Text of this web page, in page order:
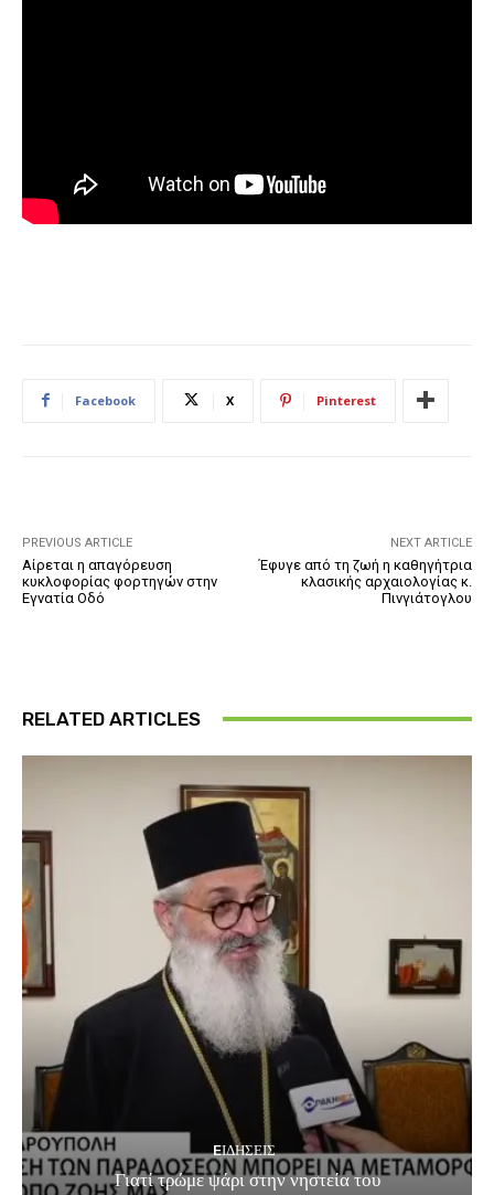
Facebook X Pinterest
PREVIOUS ARTICLE
Αίρεται η απαγόρευση
κυκλοφορίας φορτηγών στην
Εγνατία Οδό
NEXT ARTICLE
Έφυγε από τη ζωή η καθηγήτρια
κλασικής αρχαιολογίας κ.
Πινγιάτογλου
RELATED ARTICLES
EΙΔΗΣΕΙΣ
Γιατί τρώμε ψάρι στην νηστεία του